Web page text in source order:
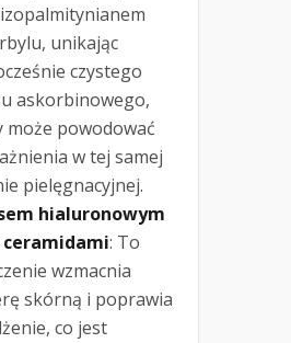
unikając
czystego
askorbinowego,
może powodować
w tej samej
pielęgnacyjnej.
hialuronowym
ceramidami: To
wzmacnia
skórną i poprawia
co jest